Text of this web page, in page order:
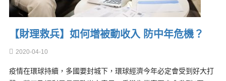
【財理救兵】如何增被動收入 防中年危機？
2020-04-10
疫情在環球持續，多國要封城下，環球經濟今年必定會受到好大打